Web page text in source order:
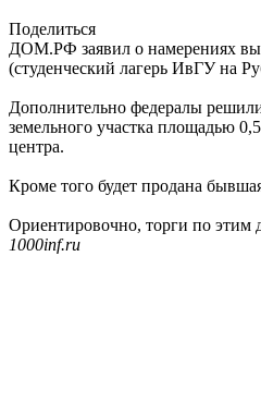
Поделиться
ДОМ.РФ заявил о намерениях
(студенческий лагерь ИвГУ на
Дополнительно федералы
земельного участка площадью
центра.
Кроме того будет продана
Ориентировочно, торги по этим
1000inf.ru